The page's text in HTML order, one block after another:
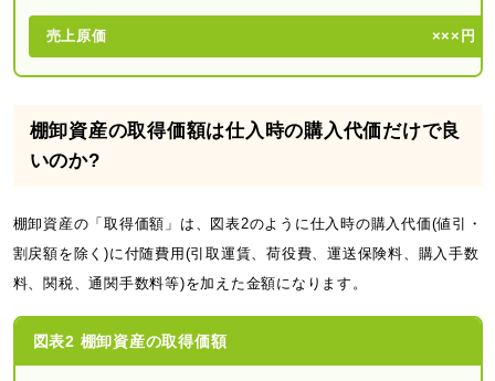
売上原価 ×××円
棚卸資産の取得価額は仕入時の購入代価だけで良
いのか?
棚卸資産の「取得価額」は、図表2のように仕入時の購入代価(値引・
割戻額を除く)に付随費用(引取運賃、荷役費、運送保険料、購入手数
料、関税、通関手数料等)を加えた金額になります。
図表2 棚卸資産の取得価額